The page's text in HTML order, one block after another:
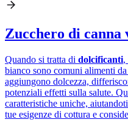
Zucchero di canna
Quando si tratta di dolcificanti,
bianco sono comuni alimenti
aggiungono dolcezza,
potenziali effetti sulla salute.
caratteristiche uniche,
tue esigenze di cottura e